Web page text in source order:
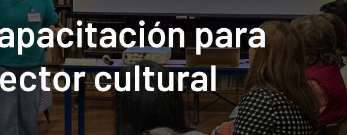
para
cultural